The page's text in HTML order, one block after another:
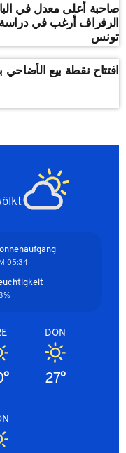
صاحبة أعلى معدل
الرفراف أرغب في دراسة
تونس
افتتاح نقطة بيع الأضاحي
05:34 AM
DON
27°